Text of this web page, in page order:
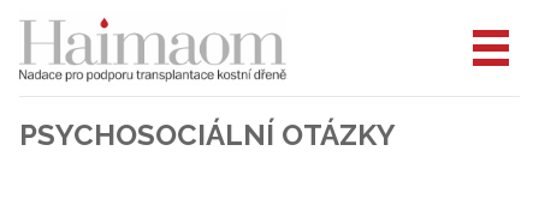
PSYCHOSOCIÁLNÍ OTÁZKY